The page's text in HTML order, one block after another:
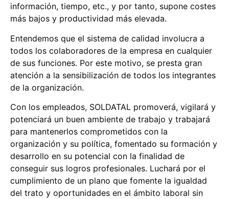
información, tiempo, etc., y por tanto, supone costes
más bajos y productividad más elevada.
Entendemos que el sistema de calidad involucra a
todos los colaboradores de la empresa en cualquier
de sus funciones. Por este motivo, se presta gran
atención a la sensibilización de todos los integrantes
de la organización.
Con los empleados, SOLDATAL promoverá, vigilará y
potenciará un buen ambiente de trabajo y trabajará
para mantenerlos comprometidos con la
organización y su política, fomentado su formación y
desarrollo en su potencial con la finalidad de
conseguir sus logros profesionales. Luchará por el
cumplimiento de un plano que fomente la igualdad
del trato y oportunidades en el ámbito laboral sin